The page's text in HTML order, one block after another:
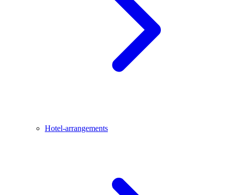
Hotel-arrangements